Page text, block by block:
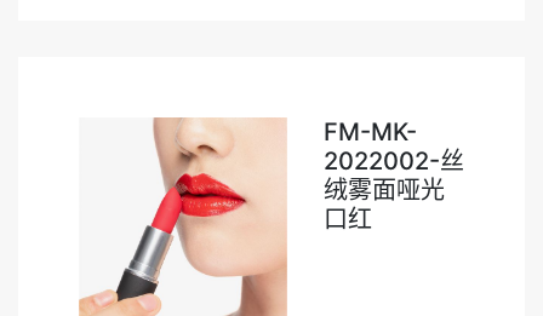
FM-MK-
2022002-丝
绒雾面哑光
口红